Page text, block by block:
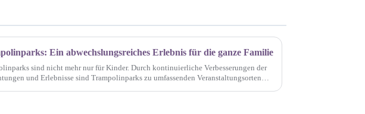
Ein abwechslungsreiches Erlebnis für die ganze Familie
sind nicht mehr nur für Kinder. Durch kontinuierliche Verbesserungen der
und Erlebnisse sind Trampolinparks zu umfassenden Veranstaltungsorten